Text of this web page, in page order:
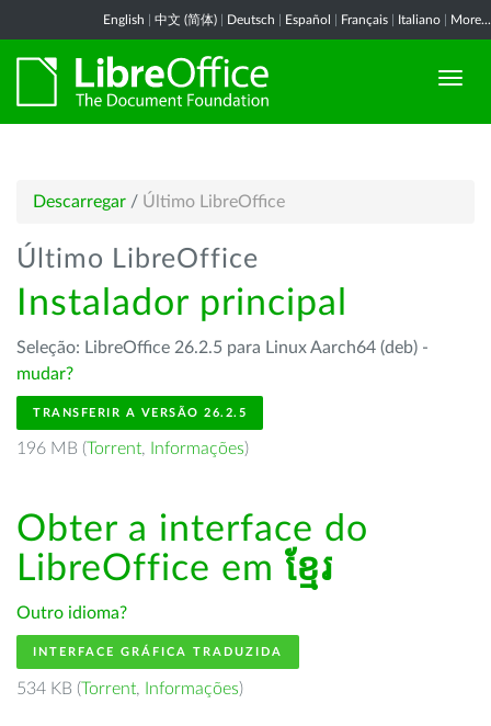
English 中文 (简体) Deutsch Español Français Italiano More...
Descarregar / Último LibreOffice
Último LibreOffice
Instalador principal
Seleção: LibreOffice 26.2.5 para Linux Aarch64 (deb) -
mudar?
TRANSFERIR A VERSÃO 26.2.5
196 MB (Torrent, Informações)
Obter a interface do
LibreOffice em ខ្មែរ
Outro idioma?
INTERFACE GRÁFICA TRADUZIDA
534 KB (Torrent, Informações)